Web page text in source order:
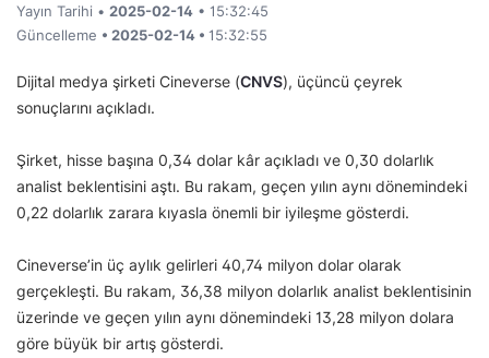
Yayın Tarihi • 2025-02-14 • 15:32:45
Güncelleme • 2025-02-14 • 15:32:55
Dijital medya şirketi Cineverse (CNVS), üçüncü çeyrek
sonuçlarını açıkladı.
Şirket, hisse başına 0,34 dolar kâr açıkladı ve 0,30 dolarlık
analist beklentisini aştı. Bu rakam, geçen yılın aynı dönemindeki
0,22 dolarlık zarara kıyasla önemli bir iyileşme gösterdi.
Cineverse’in üç aylık gelirleri 40,74 milyon dolar olarak
gerçekleşti. Bu rakam, 36,38 milyon dolarlık analist beklentisinin
üzerinde ve geçen yılın aynı dönemindeki 13,28 milyon dolara
göre büyük bir artış gösterdi.